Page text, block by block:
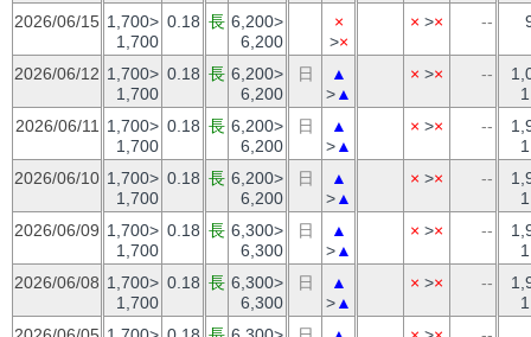
2026/06/15 1,700>
1,700
0.18 長 6,200>
6,200
×
>×
× >× --
2026/06/12 1,700>
1,700
0.18 長 6,200>
6,200
日
▲
>▲
× >× --
2026/06/11
1,700>
1,700
0.18 長 6,200>
6,200
日
▲
>▲
× >× --
2026/06/10 1,700>
1,700
0.18 長 6,200>
6,200
日
▲
>▲
× >× --
2026/06/09 1,700>
1,700
0.18 長 6,300>
6,300
日
▲
>▲
× >× --
2026/06/08 1,700>
1,700
0.18 長 6,300>
6,300
日
▲
>▲
× >× --